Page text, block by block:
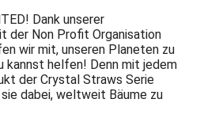
Dank unserer
der Non Profit Organisation
wir mit, unseren Planeten zu
kannst helfen! Denn mit jedem
der Crystal Straws Serie
dabei, weltweit Bäume zu